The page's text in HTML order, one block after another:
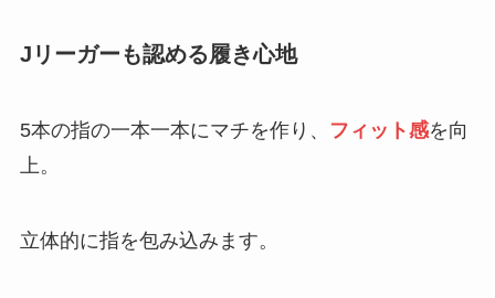
Jリーガーも認める履き心地
5本の指の一本一本にマチを作り、 フィット感を向
上。
立体的に指を包み込みます。